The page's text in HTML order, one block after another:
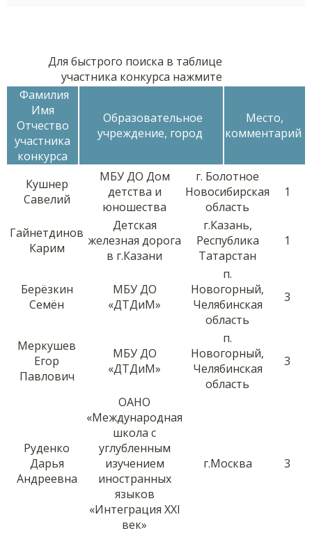
Для быстрого поиска в таблице
участника конкурса нажмите
Фамилия
Имя
Отчество
участника
конкурса
Образовательное
учреждение, город
Место,
комментарий
Кушнер
Савелий
МБУ ДО Дом
детства и
юношества
г. Болотное
Новосибирская
область
1
Гайнетдинов
Карим
Детская
железная дорога
в г.Казани
г.Казань,
Республика
Татарстан
1
Берёзкин
Семён
МБУ ДО
«ДТДиМ»
п.
Новогорный,
Челябинская
область
3
Меркушев
Егор
Павлович
МБУ ДО
«ДТДиМ»
п.
Новогорный,
Челябинская
область
3
Руденко
Дарья
Андреевна
ОАНО
«Международная
школа с
углубленным
изучением
иностранных
языков
«Интеграция XXI
век»
г.Москва 3